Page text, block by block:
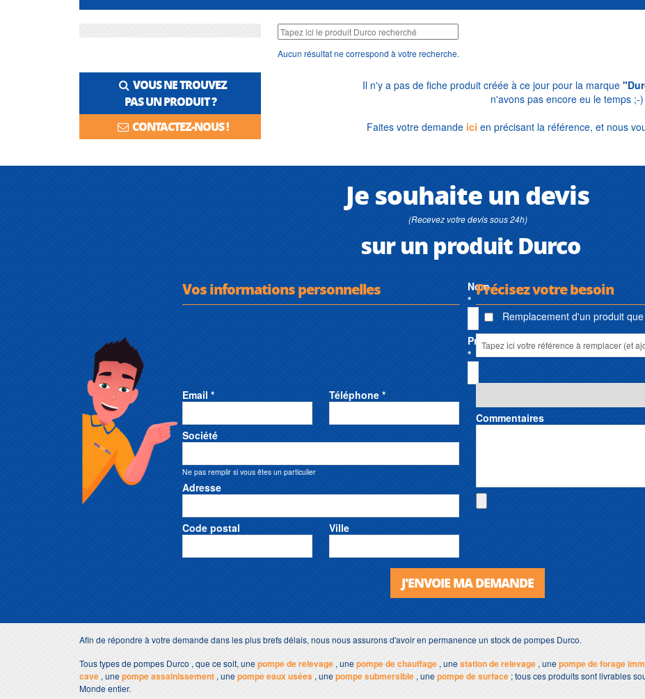
VOUS NE TROUVEZ
PAS UN PRODUIT ?
CONTACTEZ-NOUS !
Aucun résultat ne correspond à votre recherche.
Il n'y a pas de fiche produit créée à ce jour pour la marque
n'avons pas encore eu le temps ;-)
Faites votre demande ici en précisant la référence, et nous
Je souhaite un devis
(Recevez votre devis sous 24h)
sur un produit Durco
Vos informations personnelles
Nom
*
Prénom
*
Email * Téléphone *
Société
Ne pas remplir si vous êtes un particulier
Adresse
Code postal Ville
Précisez votre besoin
Remplacement d'un produit
Commentaires
J'ENVOIE MA DEMANDE
Afin de répondre à votre demande dans les plus brefs délais, nous nous assurons d'avoir en permanence un stock de pompes Durco.
Tous types de pompes Durco , que ce soit, unepompe de relevage , unepompe de chauffage , unestation de relevage , unepompe de forage
cave , unepompe assainissement , unepompe eaux usées , unepompe submersible , unepompe de surface ; tous ces produits sont livrables
Monde entier.